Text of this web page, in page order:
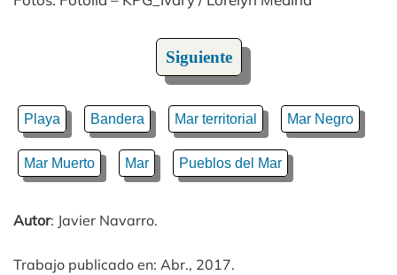
Siguiente
Playa Bandera Mar territorial Mar Negro
Mar Muerto Mar Pueblos del Mar
Autor: Javier Navarro.
Trabajo publicado en: Abr., 2017.